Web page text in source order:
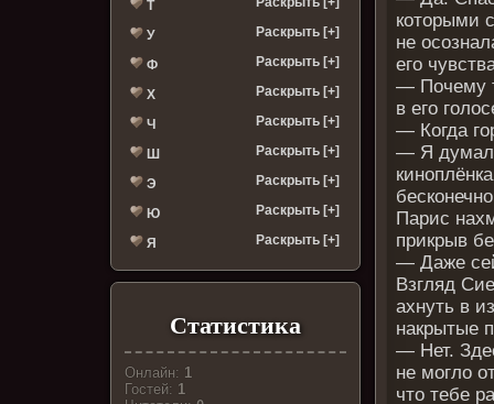
Т
У Раскрыть [+]
Ф Раскрыть [+]
Х Раскрыть [+]
Ч Раскрыть [+]
Ш Раскрыть [+]
Э Раскрыть [+]
Ю Раскрыть [+]
Я Раскрыть [+]
Статистика
Онлайн: 1
Гостей: 1
которыми
не
его
— Почему
в его
— Когда
— Я
Парис
прикрыв
— Даже
Взгляд
ахнуть в
накрытые
— Нет.
не могло
что тебе